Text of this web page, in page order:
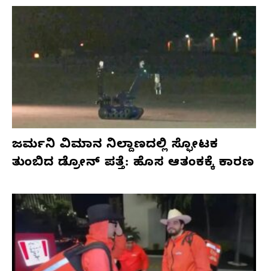
ಜರ್ಮನಿ ವಿಮಾನ ನಿಲ್ದಾಣದಲ್ಲಿ ಸ್ಫೋಟಕ
ತುಂಬಿದ ಡ್ರೋನ್ ಪತ್ತೆ: ಹೊಸ ಆತಂಕಕ್ಕೆ ಕಾರಣ